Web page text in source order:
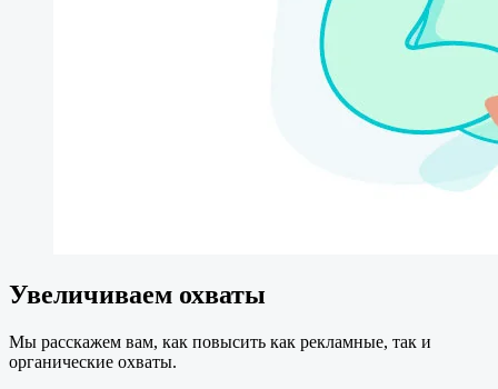
Увеличиваем охваты
Мы расскажем вам, как повысить как рекламные, так и
органические охваты.